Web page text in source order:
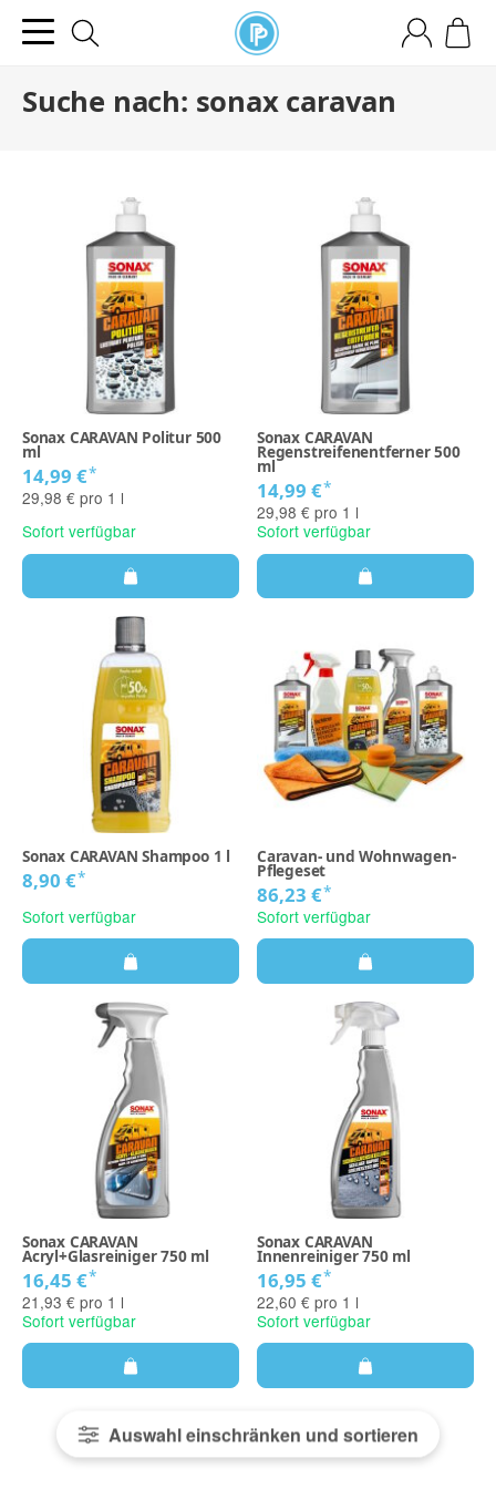
Suche nach: sonax caravan
Auswahl einschränken und sortieren
Sonax CARAVAN Politur 500
ml
14,99 €*
29,98 € pro 1 l
Sofort verfügbar
Sonax CARAVAN
Regenstreifenentferner 500
ml
14,99 €*
29,98 € pro 1 l
Sofort verfügbar
Sonax CARAVAN Shampoo 1 l
8,90 €*
Sofort verfügbar
Caravan- und Wohnwagen-
Pflegeset
86,23 €*
Sofort verfügbar
Sonax CARAVAN
Acryl+Glasreiniger 750 ml
16,45 €*
21,93 € pro 1 l
Sofort verfügbar
Sonax CARAVAN
Innenreiniger 750 ml
16,95 €*
22,60 € pro 1 l
Sofort verfügbar